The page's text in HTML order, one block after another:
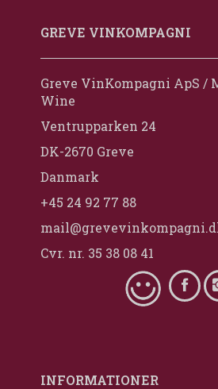
GREVE VINKOMPAGNI
Greve VinKompagni ApS /
Wine
Ventrupparken 24
DK-2670 Greve
Danmark
+45 24 92 77 88
Cvr. nr. 35 38 08 41
INFORMATIONER